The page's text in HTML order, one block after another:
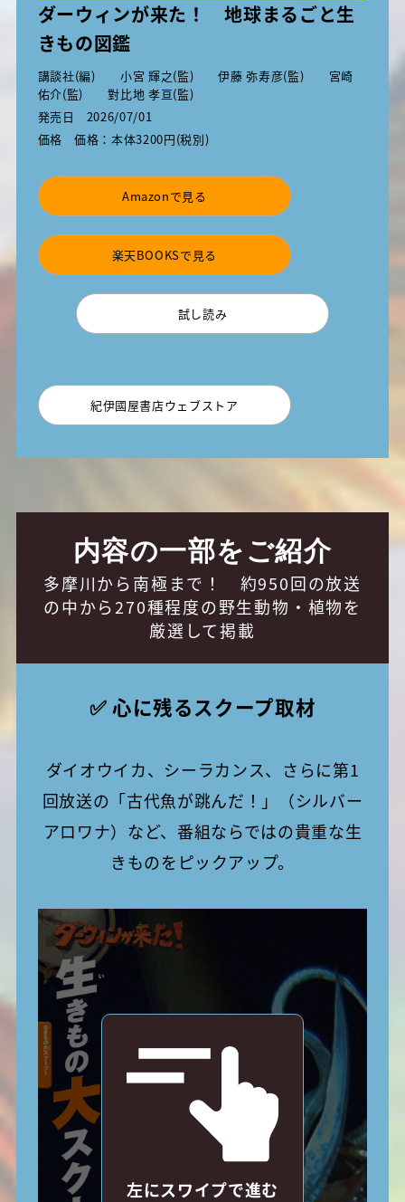
ダーウィンが来た！ 地球まるごと生
きもの図鑑
講談社(編) 小宮 輝之(監) 伊藤 弥寿彦(監) 宮崎
佑介(監) 對比地 孝亘(監)
発売日
2026/07/01
価格
価格：本体3200円(税別)
Amazonで見る
楽天BOOKSで見る
試し読み
紀伊國屋書店ウェブストア
内容の一部をご紹介
多摩川から南極まで！ 約950回の放送
の中から270種程度の野生動物・植物を
厳選して掲載
✅ 心に残るスクープ取材
ダイオウイカ、シーラカンス、さらに第1
回放送の「古代魚が跳んだ！」（シルバー
アロワナ）など、番組ならではの貴重な生
きものをピックアップ。
左にスワイプで進む